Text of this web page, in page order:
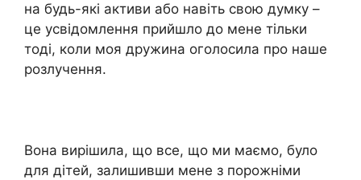
на будь-які активи або навіть свою думку –
це усвідомлення прийшло до мене тільки
тоді, коли моя дружина оголосила про наше
розлучення.
Вона вирішила, що все, що ми маємо, було
для дітей, залишивши мене з порожніми